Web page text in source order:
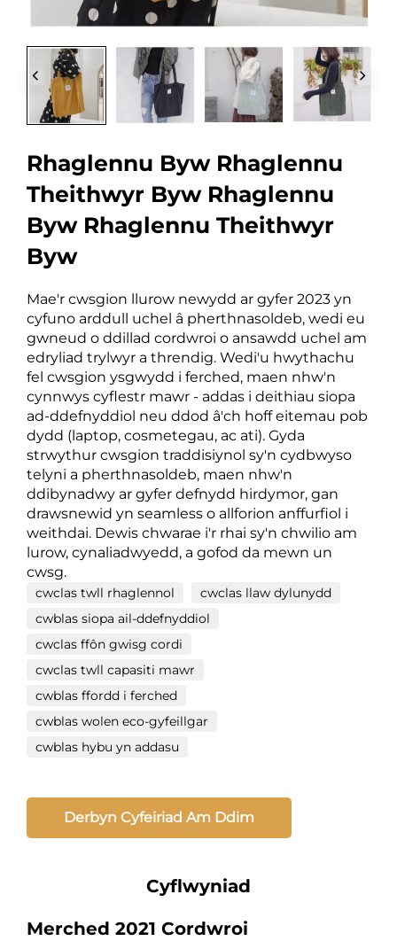
Rhaglennu Byw Rhaglennu
Theithwyr Byw Rhaglennu
Byw Rhaglennu Theithwyr
Byw
Mae'r cwsgion llurow newydd ar gyfer 2023 yn
cyfuno arddull uchel â pherthnasoldeb, wedi eu
gwneud o ddillad cordwroi o ansawdd uchel am
edryliad trylwyr a threndig. Wedi'u hwythachu
fel cwsgion ysgwydd i ferched, maen nhw'n
cynnwys cyflestr mawr - addas i deithiau siopa
ad-ddefnyddiol neu ddod â'ch hoff eitemau pob
dydd (laptop, cosmetegau, ac ati). Gyda
strwythur cwsgion traddisiynol sy'n cydbwyso
telyni a pherthnasoldeb, maen nhw'n
ddibynadwy ar gyfer defnydd hirdymor, gan
drawsnewid yn seamless o allforion anffurfiol i
weithdai. Dewis chwarae i'r rhai sy'n chwilio am
lurow, cynaliadwyedd, a gofod da mewn un
cwsg.
cwclas twll rhaglennol
cwclas llaw dylunydd
cwblas siopa ail-ddefnyddiol
cwclas ffôn gwisg cordi
cwclas twll capasiti mawr
cwblas ffordd i ferched
cwblas wolen eco-gyfeillgar
cwblas hybu yn addasu
Derbyn Cyfeiriad Am Ddim
Cyflwyniad
Merched 2021 Cordwroi